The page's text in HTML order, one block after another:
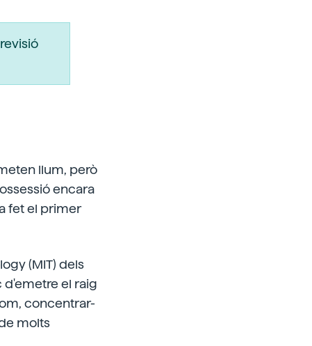
llum, però
encara
fet el primer
(MIT) dels
d'emetre el raig
concentrar-
molts